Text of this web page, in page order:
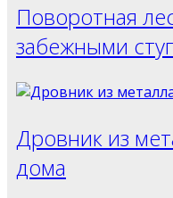
Поворотная
забежными
Дровник из
дома